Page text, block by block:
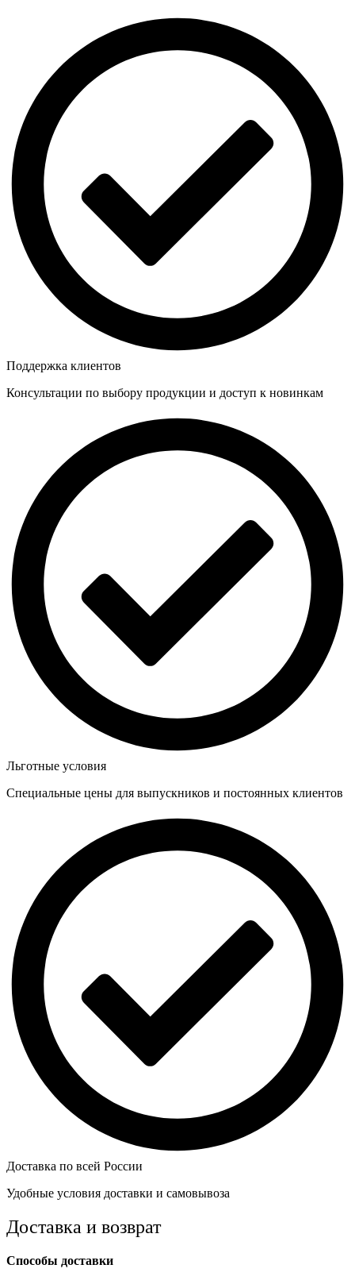
Поддержка клиентов
Консультации по выбору продукции и доступ к новинкам
Льготные условия
Специальные цены для выпускников и постоянных клиентов
Доставка по всей России
Удобные условия доставки и самовывоза
Доставка и возврат
Способы доставки